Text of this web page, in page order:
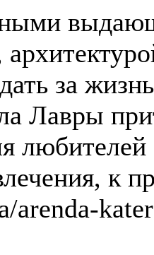
за
Лавры
любителей
к
arenda-